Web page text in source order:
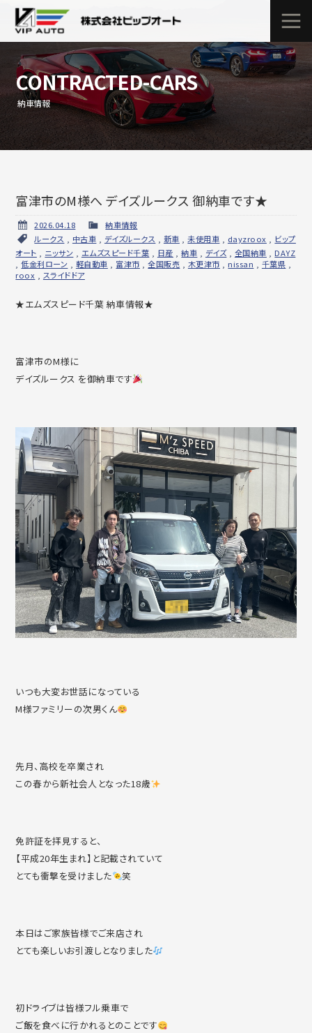
CONTRACTED-CARS
納車情報
富津市のM様へ デイズルークス 御納車です★
2026.04.18
納車情報
ルークス
中古車 デイズルークス 新車 ,未使用車 dayzroox
ビップ
オート
ニッサン エムズスピード千葉 日産 ,納車 デイズ, 全国納車
DAYZ
,低金利ローン 軽自動車 富津市 ,全国販売 木更津市 nissan 千葉県
roox
スライドドア
★エムズスピード千葉 納車情報★
富津市のM様に
デイズルークス を御納車です
いつも大変お世話になっている
M様ファミリーの次男くん
先月、高校を卒業され
この春から新社会人となった18歳
免許証を拝見すると、
【平成20年生まれ】と記載されていて
とても衝撃を受けました
笑
本日はご家族皆様でご来店され
とても楽しいお引渡しとなりました
初ドライブは皆様フル乗車で
ご飯を食べに行かれるとのことです